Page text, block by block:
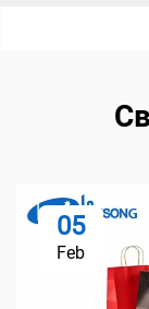
05
Feb